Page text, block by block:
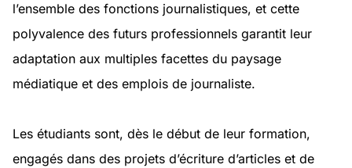
l’ensemble des fonctions journalistiques, et cette
polyvalence des futurs professionnels garantit leur
adaptation aux multiples facettes du paysage
médiatique et des emplois de journaliste.
Les étudiants sont, dès le début de leur formation,
engagés dans des projets d’écriture d’articles et de